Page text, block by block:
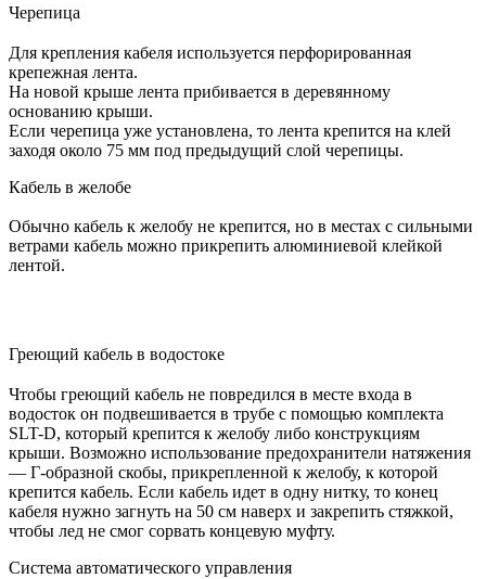
Черепица
Для крепления кабеля используется перфорированная
крепежная лента.
На новой крыше лента прибивается в деревянному
основанию крыши.
Если черепица уже установлена, то лента крепится на клей
заходя около 75 мм под предыдущий слой черепицы.
Кабель в желобе
Обычно кабель к желобу не крепится, но в местах с сильными
ветрами кабель можно прикрепить алюминиевой клейкой
лентой.
Греющий кабель в водостоке
Чтобы греющий кабель не повредился в месте входа в
водосток он подвешивается в трубе с помощью комплекта
SLT-D, который крепится к желобу либо конструкциям
крыши. Возможно использование предохранители натяжения
— Г-образной скобы, прикрепленной к желобу, к которой
крепится кабель. Если кабель идет в одну нитку, то конец
кабеля нужно загнуть на 50 см наверх и закрепить стяжкой,
чтобы лед не смог сорвать концевую муфту.
Система автоматического управления